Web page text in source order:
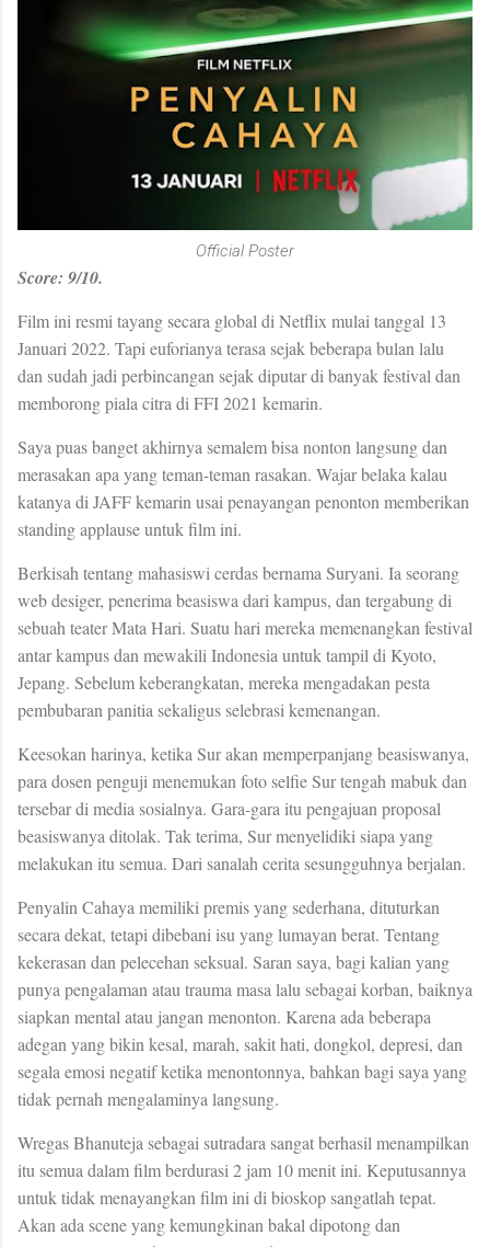
Official Poster
Score: 9/10.
Film ini resmi tayang secara global di Netflix mulai tanggal 13
Januari 2022. Tapi euforianya terasa sejak beberapa bulan lalu
dan sudah jadi perbincangan sejak diputar di banyak festival dan
memborong piala citra di FFI 2021 kemarin.
Saya puas banget akhirnya semalem bisa nonton langsung dan
merasakan apa yang teman-teman rasakan. Wajar belaka kalau
katanya di JAFF kemarin usai penayangan penonton memberikan
standing applause untuk film ini.
Berkisah tentang mahasiswi cerdas bernama Suryani. Ia seorang
web desiger, penerima beasiswa dari kampus, dan tergabung di
sebuah teater Mata Hari. Suatu hari mereka memenangkan festival
antar kampus dan mewakili Indonesia untuk tampil di Kyoto,
Jepang. Sebelum keberangkatan, mereka mengadakan pesta
pembubaran panitia sekaligus selebrasi kemenangan.
Keesokan harinya, ketika Sur akan memperpanjang beasiswanya,
para dosen penguji menemukan foto selfie Sur tengah mabuk dan
tersebar di media sosialnya. Gara-gara itu pengajuan proposal
beasiswanya ditolak. Tak terima, Sur menyelidiki siapa yang
melakukan itu semua. Dari sanalah cerita sesungguhnya berjalan.
Penyalin Cahaya memiliki premis yang sederhana, dituturkan
secara dekat, tetapi dibebani isu yang lumayan berat. Tentang
kekerasan dan pelecehan seksual. Saran saya, bagi kalian yang
punya pengalaman atau trauma masa lalu sebagai korban, baiknya
siapkan mental atau jangan menonton. Karena ada beberapa
adegan yang bikin kesal, marah, sakit hati, dongkol, depresi, dan
segala emosi negatif ketika menontonnya, bahkan bagi saya yang
tidak pernah mengalaminya langsung.
Wregas Bhanuteja sebagai sutradara sangat berhasil menampilkan
itu semua dalam film berdurasi 2 jam 10 menit ini. Keputusannya
untuk tidak menayangkan film ini di bioskop sangatlah tepat.
Akan ada scene yang kemungkinan bakal dipotong dan